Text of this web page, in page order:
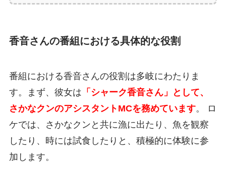
香音さんの番組における具体的な役割
番組における香音さんの役割は多岐にわたりま
す。まず、彼女は 「シャーク香音さん」として、
さかなクンのアシスタントMCを務めています。 ロ
ケでは、さかなクンと共に漁に出たり、魚を観察
したり、時には試食したりと、積極的に体験に参
加します。